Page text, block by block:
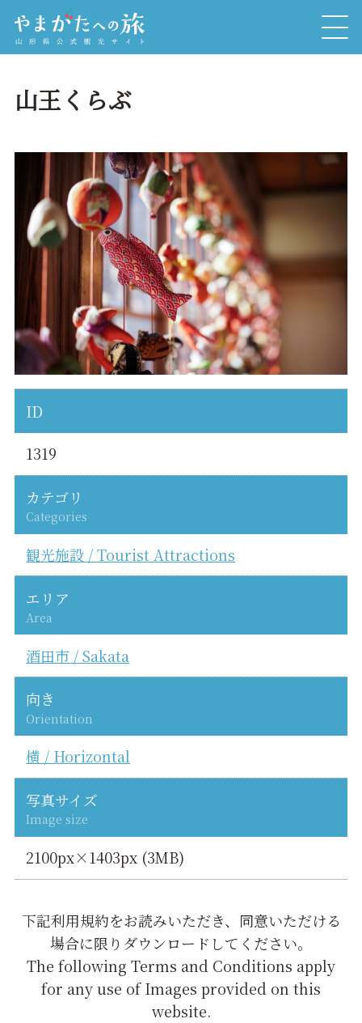
山王くらぶ
ID
1319
カテゴリ
Categories
観光施設 / Tourist Attractions
エリア
Area
酒田市 / Sakata
向き
Orientation
横 / Horizontal
写真サイズ
Image size
2100px×1403px (3MB)
下記利用規約をお読みいただき、同意いただける
場合に限りダウンロードしてください。
The following Terms and Conditions apply
for any use of Images provided on this
website.